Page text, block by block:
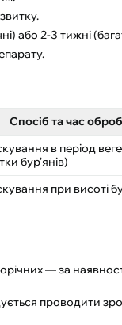
або 2-3 тижні
Спосіб та час
в період
бур'янів)
при висоті
— за
проводити